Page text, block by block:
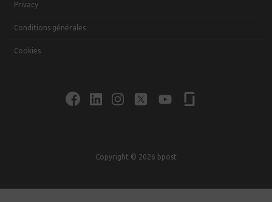
Privacy
Conditions générales
Cookies
Copyright © 2026 bpost